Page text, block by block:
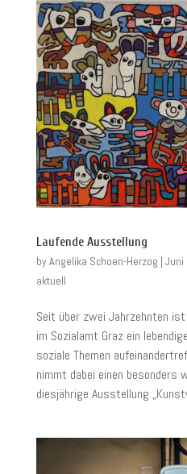
Laufende Ausstellung
byAngelika Schoen-Herzog | Juni
aktuell
Seit über zwei Jahrzehnten
im Sozialamt Graz ein
soziale Themen
nimmt dabei einen besonders
diesjährige Ausstellung